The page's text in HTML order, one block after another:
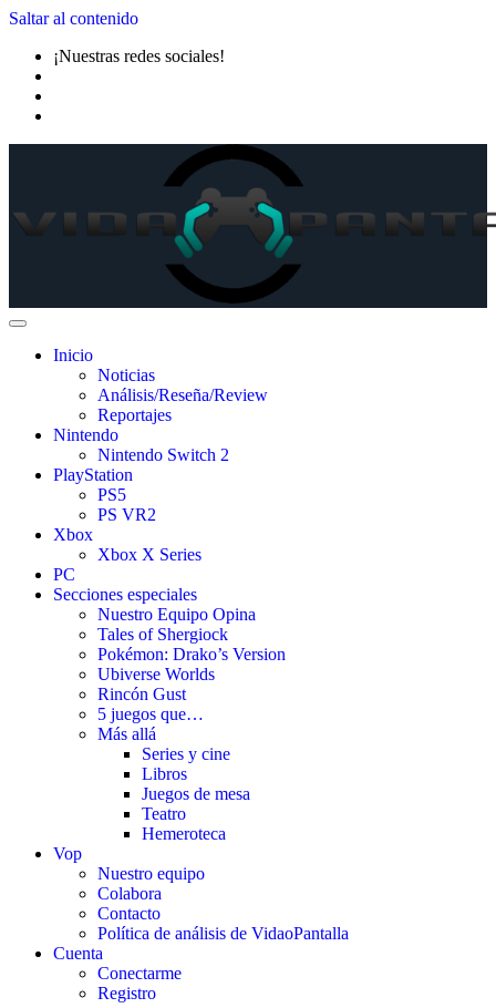
Saltar al contenido
¡Nuestras redes sociales!
Inicio
Noticias
Análisis/Reseña/Review
Reportajes
Nintendo
Nintendo Switch 2
PlayStation
PS5
PS VR2
Xbox
Xbox X Series
PC
Secciones especiales
Nuestro Equipo Opina
Tales of Shergiock
Pokémon: Drako’s Version
Ubiverse Worlds
Rincón Gust
5 juegos que…
Más allá
Series y cine
Libros
Juegos de mesa
Teatro
Hemeroteca
Vop
Nuestro equipo
Colabora
Contacto
Política de análisis de VidaoPantalla
Cuenta
Conectarme
Registro